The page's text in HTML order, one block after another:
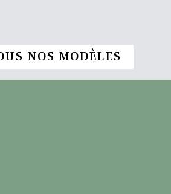
NOS MODÈLES